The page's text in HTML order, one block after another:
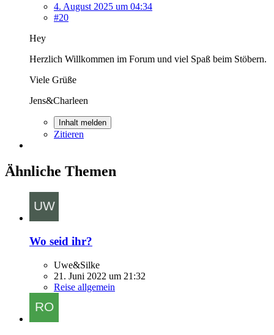
4. August 2025 um 04:34
#20
Hey
Herzlich Willkommen im Forum und viel Spaß beim Stöbern.
Viele Grüße
Jens&Charleen
Inhalt melden
Zitieren
Ähnliche Themen
Wo seid ihr?
Uwe&Silke
21. Juni 2022 um 21:32
Reise allgemein